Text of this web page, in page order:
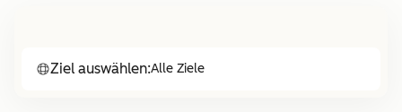
Ziel auswählen:Alle Ziele